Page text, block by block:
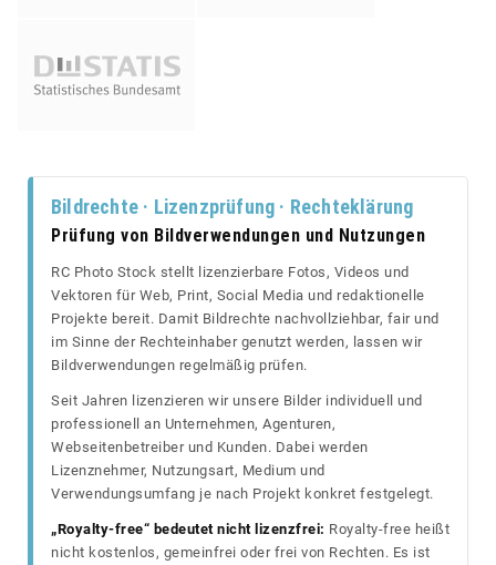
Bildrechte · Lizenzprüfung · Rechteklärung
Prüfung von Bildverwendungen und Nutzungen
RC Photo Stock stellt lizenzierbare Fotos, Videos und
Vektoren für Web, Print, Social Media und redaktionelle
Projekte bereit. Damit Bildrechte nachvollziehbar, fair und
im Sinne der Rechteinhaber genutzt werden, lassen wir
Bildverwendungen regelmäßig prüfen.
Seit Jahren lizenzieren wir unsere Bilder individuell und
professionell an Unternehmen, Agenturen,
Webseitenbetreiber und Kunden. Dabei werden
Lizenznehmer, Nutzungsart, Medium und
Verwendungsumfang je nach Projekt konkret festgelegt.
„Royalty-free“ bedeutet nicht lizenzfrei: Royalty-free heißt
nicht kostenlos, gemeinfrei oder frei von Rechten. Es ist